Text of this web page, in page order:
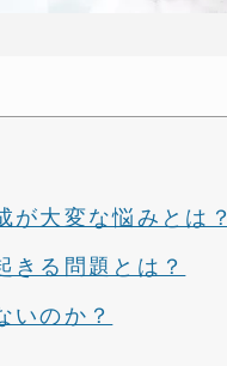
が大変な悩みとは？
きる問題とは？
いのか？